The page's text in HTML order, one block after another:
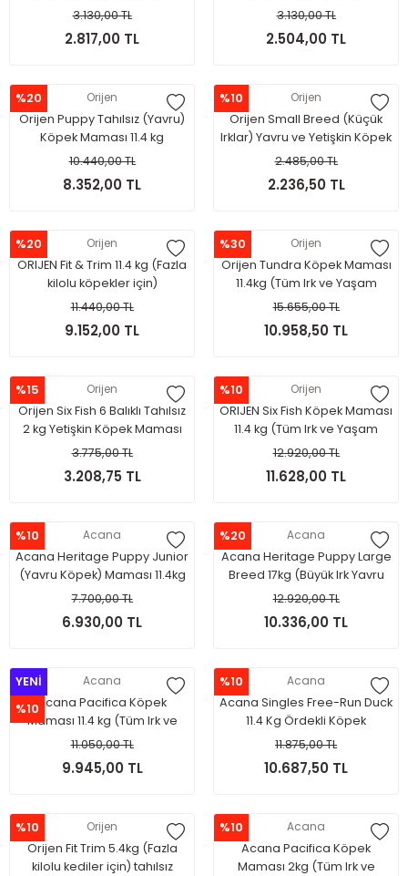
Yaşam Evreleri İçin)
3.130,00 TL
2.817,00 TL
3.130,00 TL
2.504,00 TL
%20 Orijen
Orijen Puppy Tahılsız (Yavru)
Köpek Maması 11.4 kg
10.440,00 TL
8.352,00 TL
%10 Orijen
Orijen Small Breed (Küçük
Irklar) Yavru ve Yetişkin Köpek
Maması 1.8kg
2.485,00 TL
2.236,50 TL
%20 Orijen
ORIJEN Fit & Trim 11.4 kg (Fazla
kilolu köpekler için)
11.440,00 TL
9.152,00 TL
%30 Orijen
Orijen Tundra Köpek Maması
11.4kg (Tüm Irk ve Yaşam
Evreleri İçin)
15.655,00 TL
10.958,50 TL
%15 Orijen
Orijen Six Fish 6 Balıklı Tahılsız
2 kg Yetişkin Köpek Maması
3.775,00 TL
3.208,75 TL
%10 Orijen
ORIJEN Six Fish Köpek Maması
11.4 kg (Tüm Irk ve Yaşam
Evreleri İçin)
12.920,00 TL
11.628,00 TL
%10 Acana
Acana Heritage Puppy Junior
(Yavru Köpek) Maması 11.4kg
7.700,00 TL
6.930,00 TL
%20 Acana
Acana Heritage Puppy Large
Breed 17kg (Büyük Irk Yavru
Köpekler İçin)
12.920,00 TL
10.336,00 TL
YENİ
%10
Acana
Acana Pacifica Köpek
Maması 11.4 kg (Tüm Irk ve
Yaşam Evreleri İçin)
11.050,00 TL
9.945,00 TL
%10 Acana
Acana Singles Free-Run Duck
11.4 Kg Ördekli Köpek
Maması(Tüm Irk ve Yaşam
11.875,00 TL
10.687,50 TL
%10 Orijen
Orijen Fit Trim 5.4kg (Fazla
kilolu kediler için) tahılsız
%10 Acana
Acana Pacifica Köpek
Maması 2kg (Tüm Irk ve